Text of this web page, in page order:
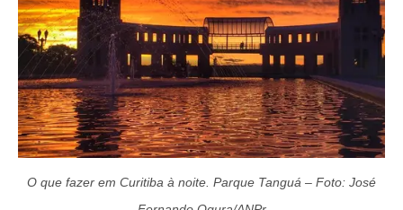
O que fazer em Curitiba à noite. Parque Tanguá – Foto: José